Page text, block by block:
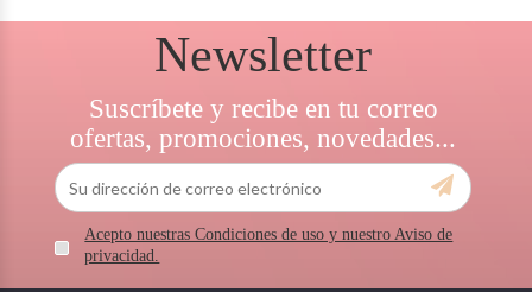
Newsletter
Suscríbete y recibe en tu correo
ofertas, promociones, novedades...
Acepto nuestras Condiciones de uso y nuestro Aviso de
privacidad.